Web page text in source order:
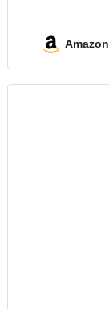
Amazon